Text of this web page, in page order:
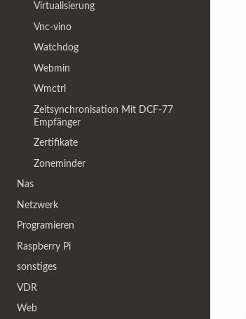
Virtualisierung
Vnc-vino
Watchdog
Webmin
Wmctrl
Zeitsynchronisation Mit DCF-77
Empfänger
Zertifikate
Zoneminder
Nas
Netzwerk
Programieren
Raspberry Pi
sonstiges
VDR
Web